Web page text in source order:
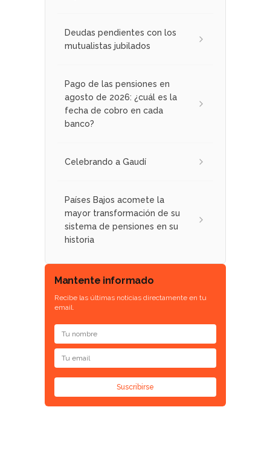
Deudas pendientes con los
mutualistas jubilados
Pago de las pensiones en
agosto de 2026: ¿cuál es la
fecha de cobro en cada
banco?
Celebrando a Gaudí
Países Bajos acomete la
mayor transformación de su
sistema de pensiones en su
historia
Mantente informado
Recibe las últimas noticias directamente en tu
email.
Suscribirse